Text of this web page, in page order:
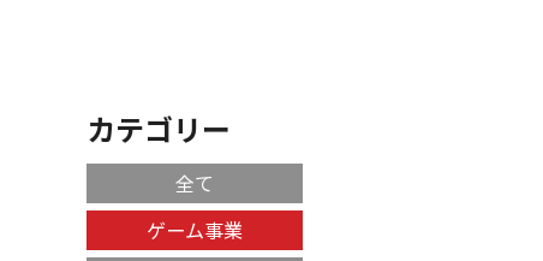
カテゴリー
全て
ゲーム事業